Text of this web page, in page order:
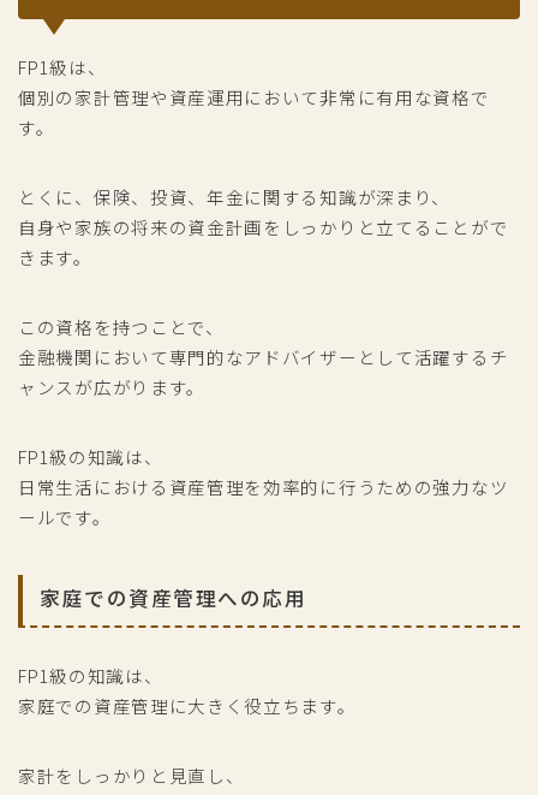
FP1級は、
個別の家計管理や資産運用において非常に有用な資格で
す。
とくに、保険、投資、年金に関する知識が深まり、
自身や家族の将来の資金計画をしっかりと立てることがで
きます。
この資格を持つことで、
金融機関において専門的なアドバイザーとして活躍するチ
ャンスが広がります。
FP1級の知識は、
日常生活における資産管理を効率的に行うための強力なツ
ールです。
家庭での資産管理への応用
FP1級の知識は、
家庭での資産管理に大きく役立ちます。
家計をしっかりと見直し、